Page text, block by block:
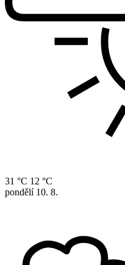
31 °C 12 °C
pondělí 10. 8.